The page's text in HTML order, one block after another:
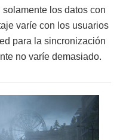
los datos con
varíe con los usuarios
para la sincronización
no varíe demasiado.